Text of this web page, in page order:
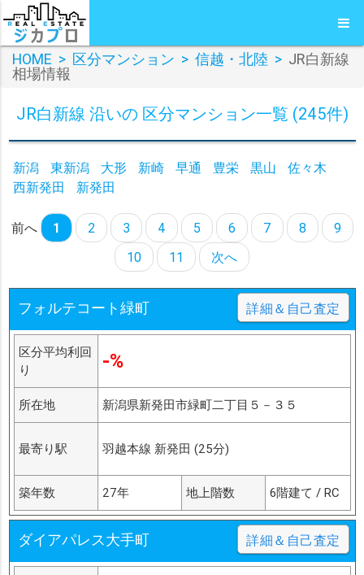
HOME > 区分マンション > 信越・北陸 > JR白新線
相場情報
JR白新線 沿いの 区分マンション一覧 (245件)
新潟 東新潟 大形 新崎 早通 豊栄 黒山
佐々木
西新発田
新発田
前へ 1 2 3 4 5 6 7 8
9
10
11 次へ
フォルテコート緑町 詳細＆自己査定
区分平均利回
り
-%
所在地 新潟県新発田市緑町二丁目５－３５
最寄り駅 羽越本線 新発田 (25分)
築年数 27年 地上階数 6階建て / RC
ダイアパレス大手町 詳細＆自己査定